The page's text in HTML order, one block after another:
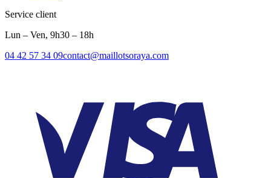
Service client
Lun – Ven, 9h30 – 18h
04 42 57 34 09contact@maillotsoraya.com